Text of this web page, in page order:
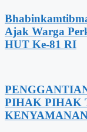
Ajak Warga
HUT Ke-81 RI
PIHAK PIHAK